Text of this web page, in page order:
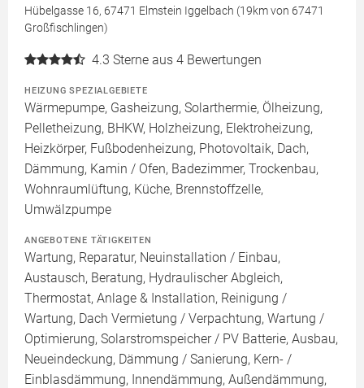
Hübelgasse 16, 67471 Elmstein Iggelbach (19km von 67471
Großfischlingen)
4.3 Sterne aus 4 Bewertungen
HEIZUNG SPEZIALGEBIETE
Wärmepumpe, Gasheizung, Solarthermie, Ölheizung,
Pelletheizung, BHKW, Holzheizung, Elektroheizung,
Heizkörper, Fußbodenheizung, Photovoltaik, Dach,
Dämmung, Kamin / Ofen, Badezimmer, Trockenbau,
Wohnraumlüftung, Küche, Brennstoffzelle,
Umwälzpumpe
ANGEBOTENE TÄTIGKEITEN
Wartung, Reparatur, Neuinstallation / Einbau,
Austausch, Beratung, Hydraulischer Abgleich,
Thermostat, Anlage & Installation, Reinigung /
Wartung, Dach Vermietung / Verpachtung, Wartung /
Optimierung, Solarstromspeicher / PV Batterie, Ausbau,
Neueindeckung, Dämmung / Sanierung, Kern- /
Einblasdämmung, Innendämmung, Außendämmung,